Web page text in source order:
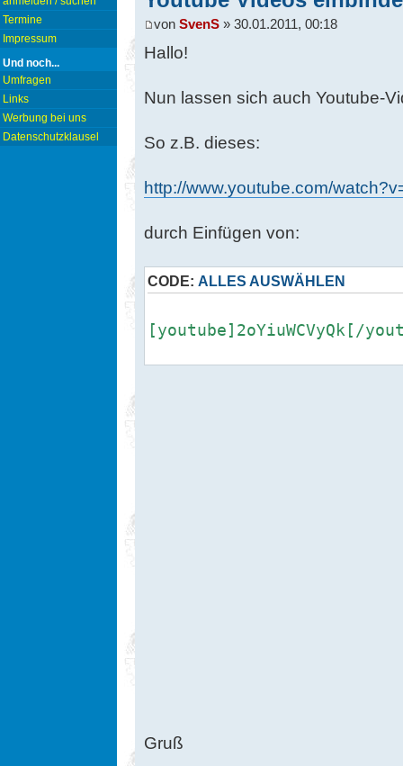
Termine
Impressum
Und noch...
Umfragen
Links
Werbung bei uns
Datenschutzklausel
von SvenS » 30.01.2011, 00:18
Hallo!
Nun lassen sich auch Youtube-
So z.B. dieses:
http://www.youtube.com/
durch Einfügen von:
CODE: ALLES AUSWÄHLEN
[youtube]2oYiuWCVyQk[/
Gruß